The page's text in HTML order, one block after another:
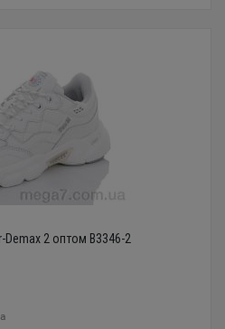
Demax 2 оптом B3346-2